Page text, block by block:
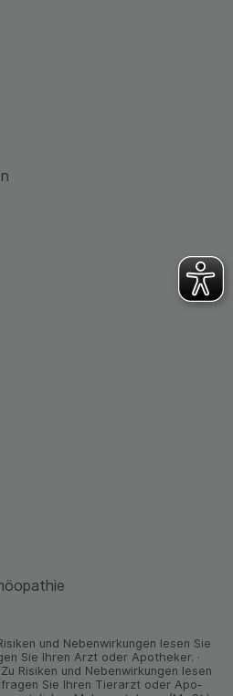
und Neben­wirkungen lesen Sie
Sie Ihren Arzt oder Apo­theker. ·
Risiken und Neben­wirkungen lesen
fragen Sie Ihren Tier­arzt oder Apo­